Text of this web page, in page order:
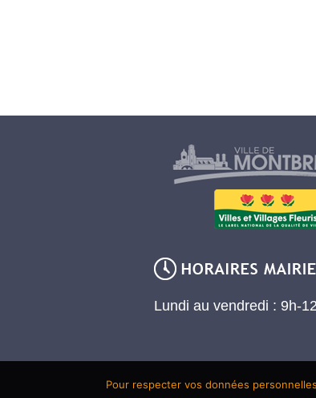
Lundi au vendredi : 9h-
Pour respecter vos données